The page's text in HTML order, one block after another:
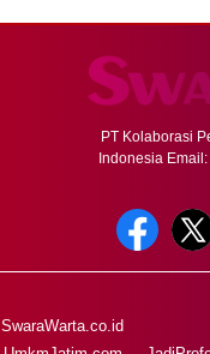
PT Kolaborasi
Indonesia Email:
SwaraWarta.co.id